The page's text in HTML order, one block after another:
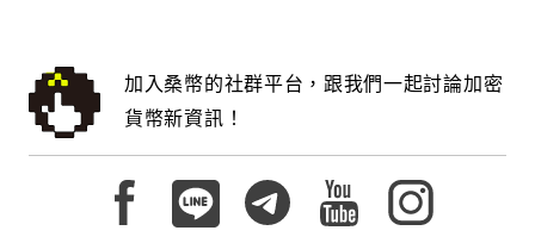
加入桑幣的社群平台，跟我們一起討論加密
貨幣新資訊！